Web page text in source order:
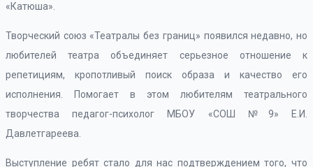
«Катюша».
Творческий союз «Театралы без границ» появился недавно, но
любителей театра объединяет серьезное отношение к
репетициям, кропотливый поиск образа и качество его
исполнения. Помогает в этом любителям театрального
творчества педагог-психолог МБОУ «СОШ №9» Е.И.
Давлетгареева.
Выступление ребят стало для нас подтверждением того, что